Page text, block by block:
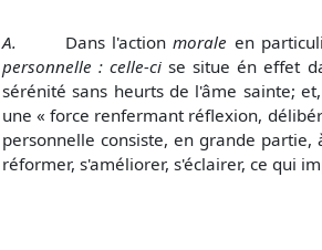
A. Dans l'actionmorale en
personnelle : celle-cise situe én effet
sérénité sans heurts de l'âme sainte;
une « force renfermant réflexion,
per­sonnelle consiste, en grande
réformer, s'améliorer, s'éclairer, ce qui